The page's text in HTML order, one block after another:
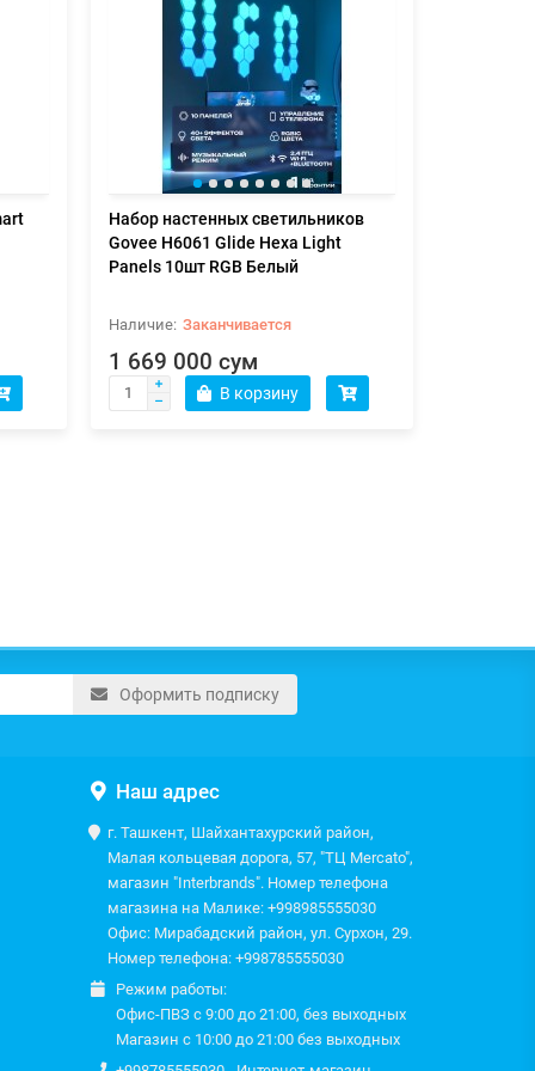
Набор настенных светильников
Govee H6061 Glide Hexa Light
Panels 10шт RGB Белый
Заканчивается
1 669 000 сум
В корзину
Оформить подписку
Наш адрес
г. Ташкент, Шайхантахурский район,
Малая кольцевая дорога, 57, "ТЦ Mercato",
магазин "Interbrands". Номер телефона
магазина на Малике: +998985555030
Офис: Мирабадский район, ул. Сурхон, 29.
Номер телефона: +998785555030
Режим работы:
Офис-ПВЗ с 9:00 до 21:00, без выходных
Магазин с 10:00 до 21:00 без выходных